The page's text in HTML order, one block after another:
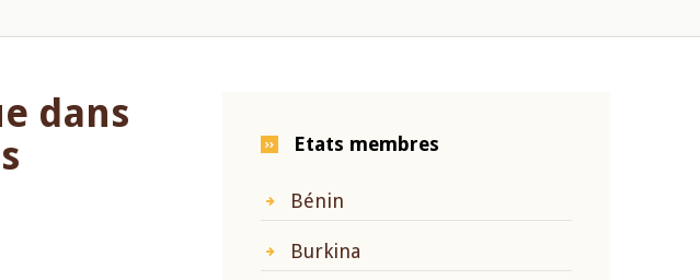
dans
Etats membres
Bénin
Burkina